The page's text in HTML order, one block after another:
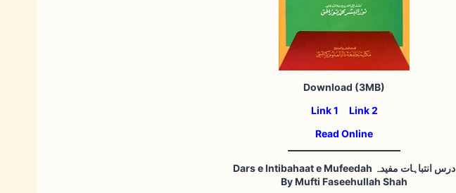
Download (3MB)
Link 1
Link 2
Read Online
Dars e Intibahaat e Mufeedah درس انتباہات مفیدہ
By Mufti Faseehullah Shah